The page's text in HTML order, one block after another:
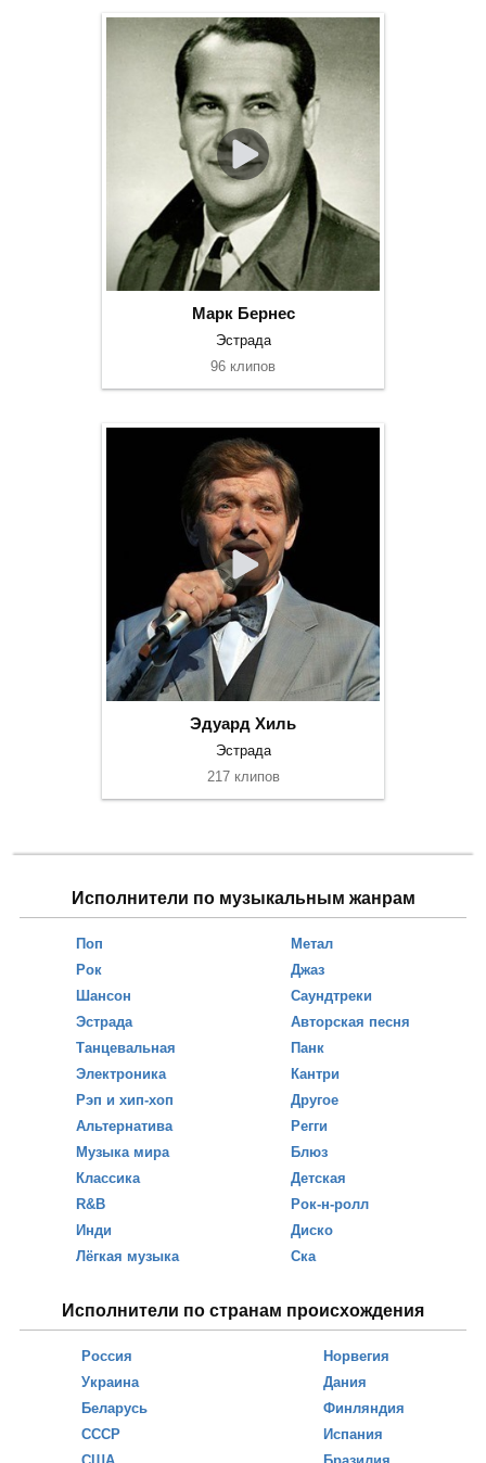
Марк Бернес
Эстрада
96 клипов
Эдуард Хиль
Эстрада
217 клипов
Исполнители по музыкальным жанрам
Поп
Рок
Шансон
Эстрада
Танцевальная
Электроника
Рэп и хип-хоп
Альтернатива
Музыка мира
Классика
R&B
Инди
Лёгкая музыка
Метал
Джаз
Саундтреки
Авторская песня
Панк
Кантри
Другое
Регги
Блюз
Детская
Рок-н-ролл
Диско
Ска
Исполнители по странам происхождения
Россия
Украина
Беларусь
СССР
Норвегия
Дания
Финляндия
Испания